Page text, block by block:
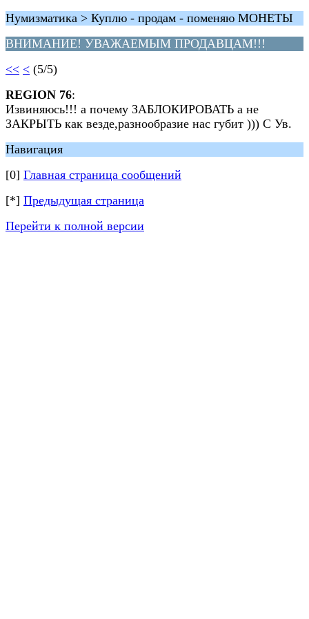
Нумизматика > Куплю - продам - поменяю МОНЕТЫ
ВНИМАНИЕ! УВАЖАЕМЫМ ПРОДАВЦАМ!!!
<< < (5/5)
REGION 76:
Извиняюсь!!! а почему ЗАБЛОКИРОВАТЬ а не
ЗАКРЫТЬ как везде,разнообразие нас губит ))) С Ув.
Навигация
[0] Главная страница сообщений
[*] Предыдущая страница
Перейти к полной версии